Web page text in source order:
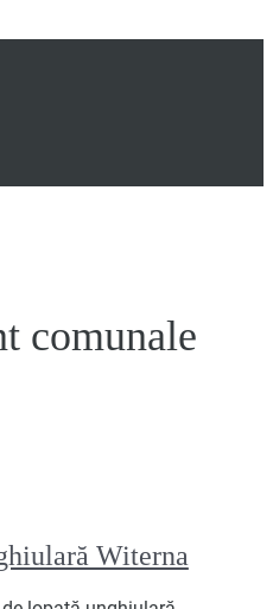
comunale
Witerna